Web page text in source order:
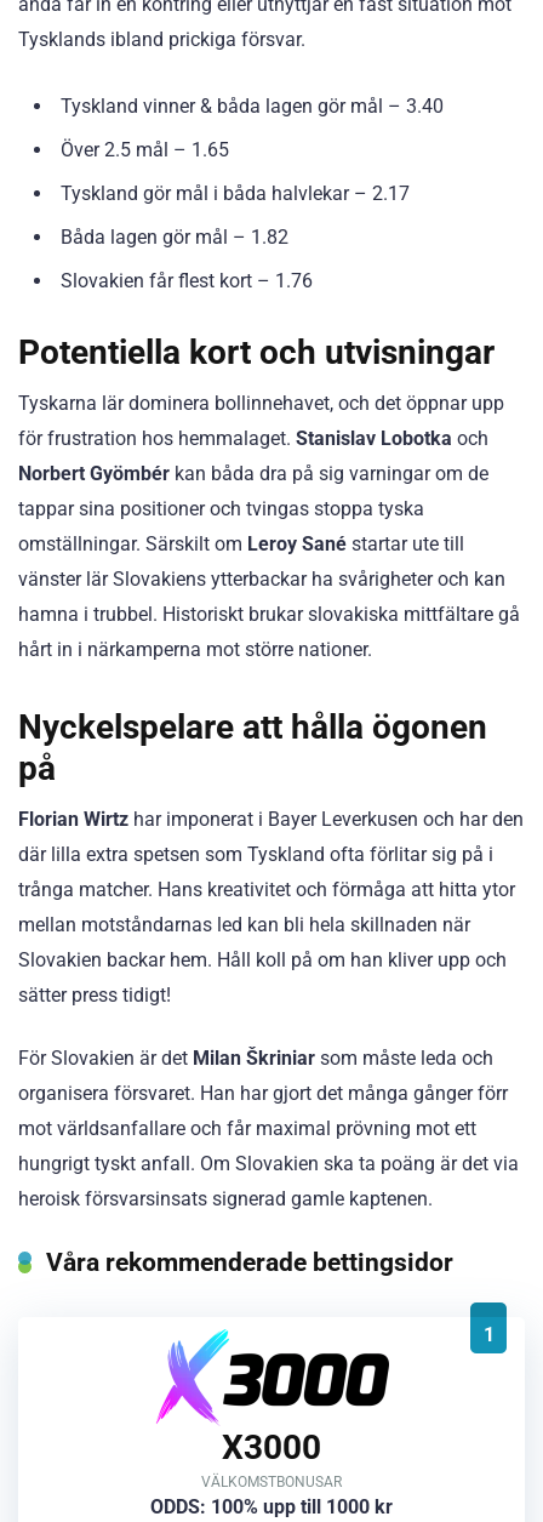
Tysklands ibland prickiga försvar.
Tyskland vinner & båda lagen gör mål – 3.40
Över 2.5 mål – 1.65
Tyskland gör mål i båda halvlekar – 2.17
Båda lagen gör mål – 1.82
Slovakien får flest kort – 1.76
Potentiella kort och utvisningar
Tyskarna lär dominera bollinnehavet, och det öppnar upp
för frustration hos hemmalaget. Stanislav Lobotka och
Norbert Gyömbér kan båda dra på sig varningar om de
tappar sina positioner och tvingas stoppa tyska
omställningar. Särskilt om Leroy Sané startar ute till
vänster lär Slovakiens ytterbackar ha svårigheter och kan
hamna i trubbel. Historiskt brukar slovakiska mittfältare gå
hårt in i närkamperna mot större nationer.
Nyckelspelare att hålla ögonen
på
Florian Wirtz har imponerat i Bayer Leverkusen och har den
där lilla extra spetsen som Tyskland ofta förlitar sig på i
trånga matcher. Hans kreativitet och förmåga att hitta ytor
mellan motståndarnas led kan bli hela skillnaden när
Slovakien backar hem. Håll koll på om han kliver upp och
sätter press tidigt!
För Slovakien är det Milan Škriniar som måste leda och
organisera försvaret. Han har gjort det många gånger förr
mot världsanfallare och får maximal prövning mot ett
hungrigt tyskt anfall. Om Slovakien ska ta poäng är det via
heroisk försvarsinsats signerad gamle kaptenen.
Våra rekommenderade bettingsidor
1
X3000
VÄLKOMSTBONUSAR
ODDS: 100% upp till 1000 kr